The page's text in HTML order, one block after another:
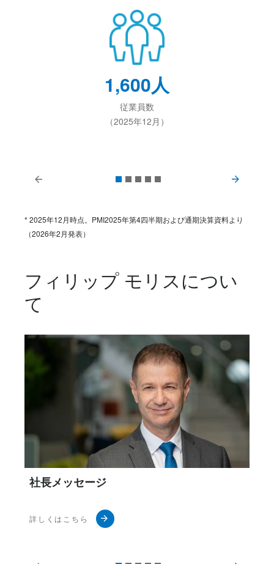
1,600人
従業員数
（2025年12月）
* 2025年12月時点。PMI2025年第4四半期および通期決算資料より
（2026年2月発表）
フィリップ モリスについ
て
社長メッセージ
詳しくはこちら